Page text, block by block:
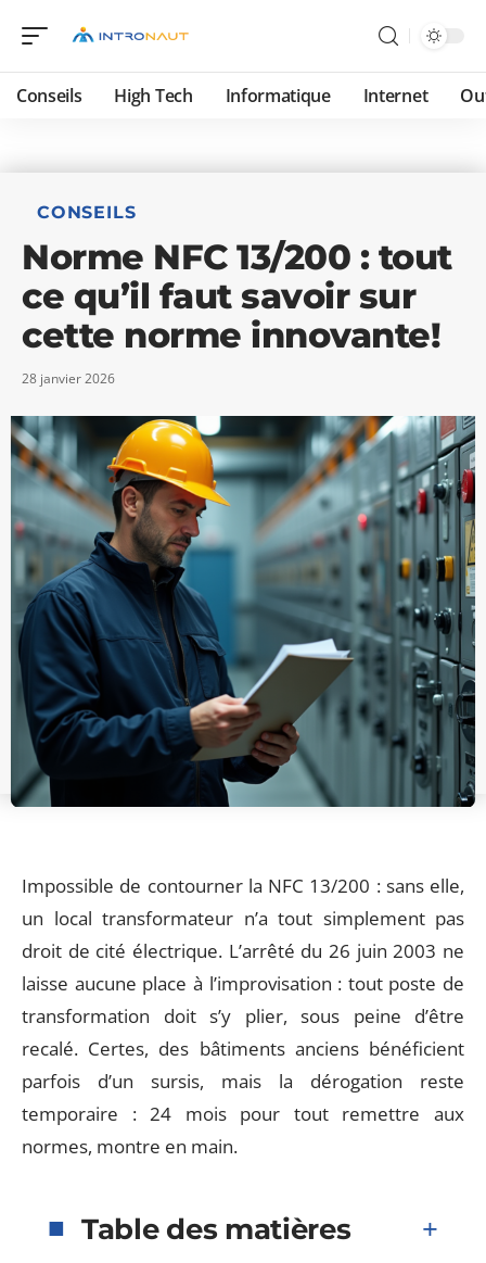
Conseils High Tech Informatique Internet
CONSEILS
Norme NFC 13/200 : tout
ce qu’il faut savoir sur
cette norme innovante!
28 janvier 2026
Impossible de contourner la NFC 13/200 : sans elle,
un local transformateur n’a tout simplement pas
droit de cité électrique. L’arrêté du 26 juin 2003 ne
laisse aucune place à l’improvisation : tout poste de
transformation doit s’y plier, sous peine d’être
recalé. Certes, des bâtiments anciens bénéficient
parfois d’un sursis, mais la dérogation reste
temporaire : 24 mois pour tout remettre aux
normes, montre en main.
Table des matières